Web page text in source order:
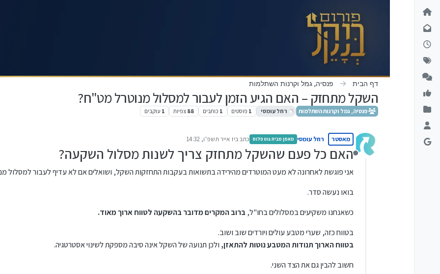
דילוג לתוכן
דף הבית פנסיה, גמל וקרנות השתלמות
השקל מתחזק – האם הגיע הזמן לעבור למסלול מנוטרל מט"ח?
פנסיה, גמל וקרנות השתלמות רחל עומסי 1 פוסטים 1 כותבים 88 צפיות 1 עוקבים
מנותק
מאסטר רחל עומסי מאמן מבית גוט פלוס כתב ביז אייר תשפ״ו, 14:32
נערך לאחרונה על ידי
האם כל פעם שהשקל מתחזק צריך לשנות מסלול השקעה?
אני פוגשת לאחרונה לא מעט המוטרדים מהירידה בתשואות בעקבות התחזקות השקל, ושואלים אם לא עדיף לעבור למסלול
בואו נעשה סדר.
כשאנחנו משקיעים במסלולים בחו"ל, ברוב המקרים מדובר בהשקעה לטווח ארוך מאוד.
בטווח כזה, שערי מטבע עולים ויורדים שוב ושוב.
בטווח הארוך תנודות המטבע נוטות להתאזן,ולכן תנועה של השקל אינה סיבה מספקת לשינוי אסטרטגיה.
חשוב להבין גם את הצד השני.